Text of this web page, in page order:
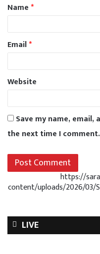
Name*
Email*
Website
Save my name,
the next time I comment.
https://
content/uploads/2026/03/
LIVE